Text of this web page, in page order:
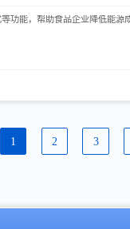
功能，帮助食品企业降低能源
1 2 3